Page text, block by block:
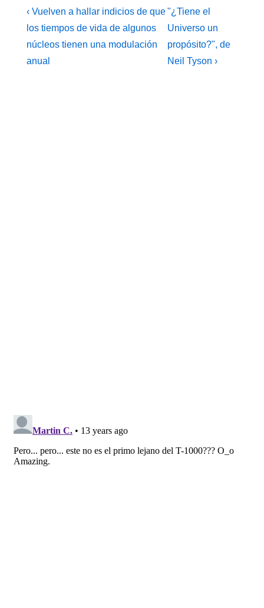
Navegación
de
entradas
La
entrada
anterior
es
‹ Vuelven a hallar indicios de que
los tiempos de vida de algunos
núcleos tienen una modulación
anual
La
entrada
siguiente
es
"¿Tiene el
Universo un
propósito?", de
Neil Tyson ›